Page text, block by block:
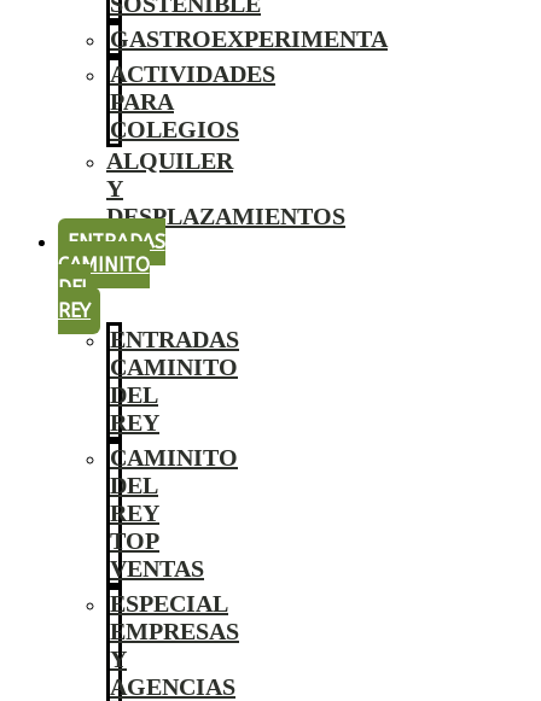
GASTROEXPERIMENTA
ACTIVIDADES
PARA
COLEGIOS
ALQUILER
Y
DESPLAZAMIENTOS
ENTRADAS
CAMINITO
DEL
REY
ENTRADAS
CAMINITO
DEL
REY
CAMINITO
DEL
REY
TOP
VENTAS
ESPECIAL
EMPRESAS
Y
AGENCIAS